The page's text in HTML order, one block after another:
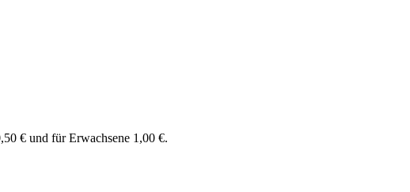
€ und für Erwachsene 1,00 €.